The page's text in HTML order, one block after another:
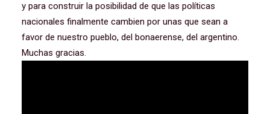
y para construir la posibilidad de que las políticas
nacionales finalmente cambien por unas que sean a
favor de nuestro pueblo, del bonaerense, del argentino.
Muchas gracias.